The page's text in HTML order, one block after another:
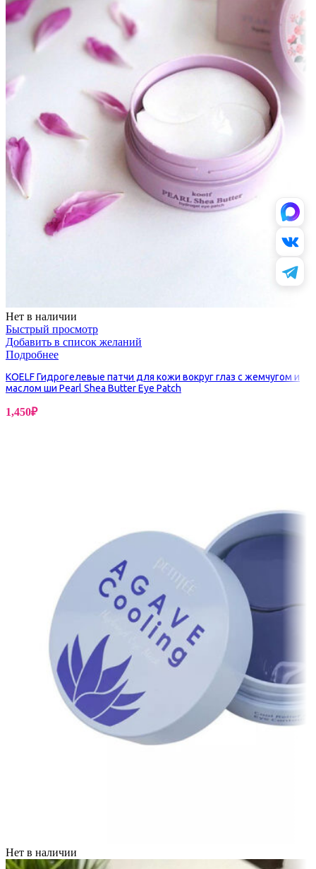
Нет в наличии
Быстрый просмотр
Добавить в список желаний
Подробнее
KOELF Гидрогелевые патчи для кожи вокруг глаз с жемчугом и
маслом ши Pearl Shea Butter Eye Patch
1,450₽
Нет в наличии